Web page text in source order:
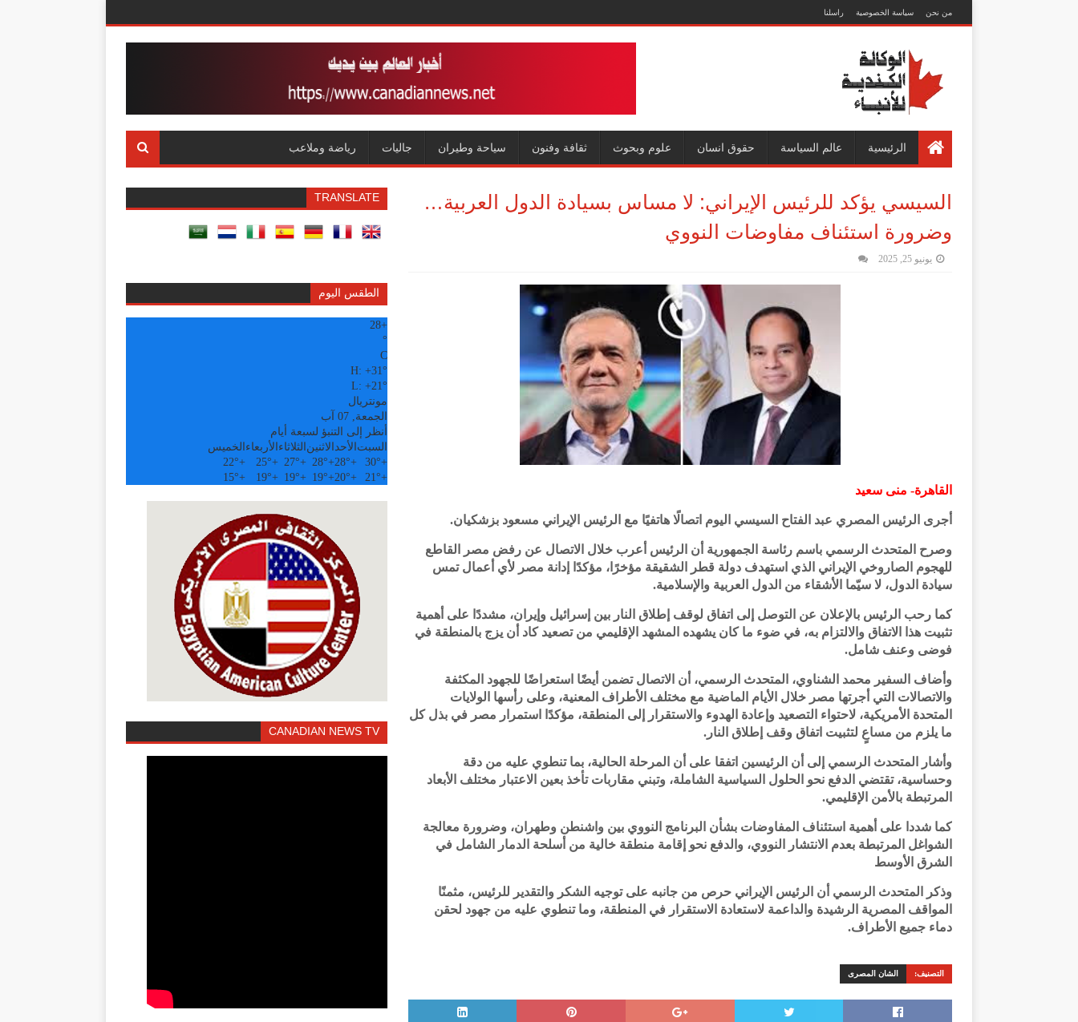
من نحن سياسة الخصوصية راسلنا
الرئيسية عالم السياسة حقوق انسان علوم وبحوث ثقافة وفنون سياحة وطيران جاليات رياضة وملاعب
السيسي يؤكد للرئيس الإيراني: لا مساس بسيادة الدول العربية…
وضرورة استئناف مفاوضات النووي
يونيو 25, 2025
القاهرة- منى سعيد
أجرى الرئيس المصري عبد الفتاح السيسي اليوم اتصالًا هاتفيًا مع الرئيس الإيراني مسعود بزشكيان.
وصرح المتحدث الرسمي باسم رئاسة الجمهورية أن الرئيس أعرب خلال الاتصال عن رفض مصر القاطع
للهجوم الصاروخي الإيراني الذي استهدف دولة قطر الشقيقة مؤخرًا، مؤكدًا إدانة مصر لأي أعمال تمس
سيادة الدول، لا سيّما الأشقاء من الدول العربية والإسلامية.
كما رحب الرئيس بالإعلان عن التوصل إلى اتفاق لوقف إطلاق النار بين إسرائيل وإيران، مشددًا على أهمية
تثبيت هذا الاتفاق والالتزام به، في ضوء ما كان يشهده المشهد الإقليمي من تصعيد كاد أن يزج بالمنطقة في
فوضى وعنف شامل.
وأضاف السفير محمد الشناوي، المتحدث الرسمي، أن الاتصال تضمن أيضًا استعراضًا للجهود المكثفة
والاتصالات التي أجرتها مصر خلال الأيام الماضية مع مختلف الأطراف المعنية، وعلى رأسها الولايات
المتحدة الأمريكية، لاحتواء التصعيد وإعادة الهدوء والاستقرار إلى المنطقة، مؤكدًا استمرار مصر في بذل كل
ما يلزم من مساعٍ لتثبيت اتفاق وقف إطلاق النار.
وأشار المتحدث الرسمي إلى أن الرئيسين اتفقا على أن المرحلة الحالية، بما تنطوي عليه من دقة
وحساسية، تقتضي الدفع نحو الحلول السياسية الشاملة، وتبني مقاربات تأخذ بعين الاعتبار مختلف الأبعاد
المرتبطة بالأمن الإقليمي.
كما شددا على أهمية استئناف المفاوضات بشأن البرنامج النووي بين واشنطن وطهران، وضرورة معالجة
الشواغل المرتبطة بعدم الانتشار النووي، والدفع نحو إقامة منطقة خالية من أسلحة الدمار الشامل في
الشرق الأوسط
وذكر المتحدث الرسمي أن الرئيس الإيراني حرص من جانبه على توجيه الشكر والتقدير للرئيس، مثمنًا
المواقف المصرية الرشيدة والداعمة لاستعادة الاستقرار في المنطقة، وما تنطوي عليه من جهود لحقن
دماء جميع الأطراف.
التصنيف: الشان المصرى
TRANSLATE
الطقس اليوم
+
28
°
C
H: +31°
L: +21°
مونتريال
الجمعة, 07 آب
أنظر إلى التنبؤ لسبعة أيام
السبت الأحد الاثنين الثلاثاء الأربعاء الخميس
+
30°
+
28°
+
28°
+
27°
+
25°
+
22°
+
21°
+
20°
+
19°
+
19°
+
19°
+
15°
CANADIAN NEWS TV